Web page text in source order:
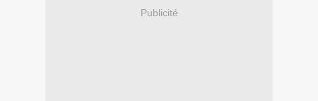
Publicité